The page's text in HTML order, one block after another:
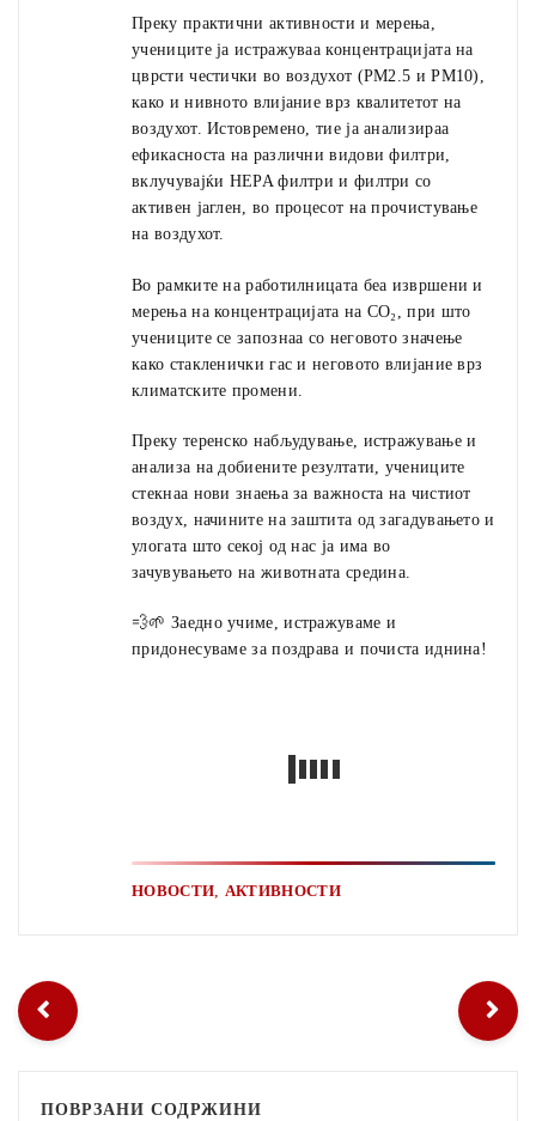
Преку практични активности и мерења,
учениците ја истражуваа концентрацијата на
цврсти честички во воздухот (PM2.5 и PM10),
како и нивното влијание врз квалитетот на
воздухот. Истовремено, тие ја анализираа
ефикасноста на различни видови филтри,
вклучувајќи HEPA филтри и филтри со
активен јаглен, во процесот на прочистување
на воздухот.
Во рамките на работилницата беа извршени и
мерења на концентрацијата на CO₂, при што
учениците се запознаа со неговото значење
како стакленички гас и неговото влијание врз
климатските промени.
Преку теренско набљудување, истражување и
анализа на добиените резултати, учениците
стекнаа нови знаења за важноста на чистиот
воздух, начините на заштита од загадувањето и
улогата што секој од нас ја има во
зачувувањето на животната средина.
💨🌱 Заедно учиме, истражуваме и
придонесуваме за поздрава и почиста иднина!
НОВОСТИ, АКТИВНОСТИ
ПОВРЗАНИ СОДРЖИНИ